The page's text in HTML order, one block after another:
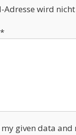
Adresse wird
*
given data and